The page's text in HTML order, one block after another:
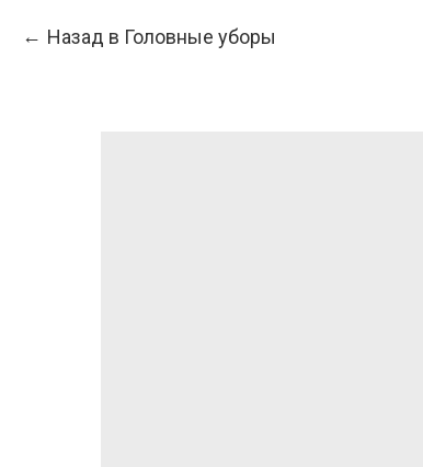
Назад в Головные уборы